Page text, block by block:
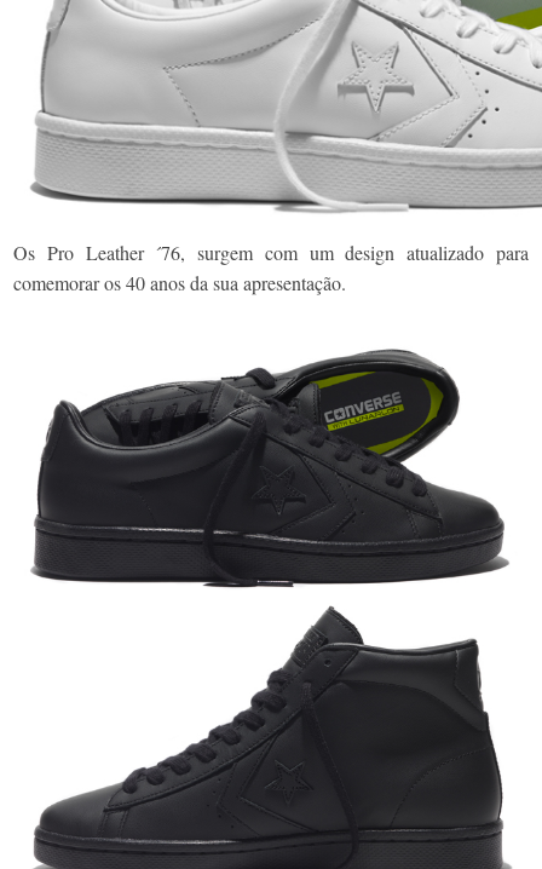
Os Pro Leather ´76, surgem com um design atualizado para
comemorar os 40 anos da sua apresentação.